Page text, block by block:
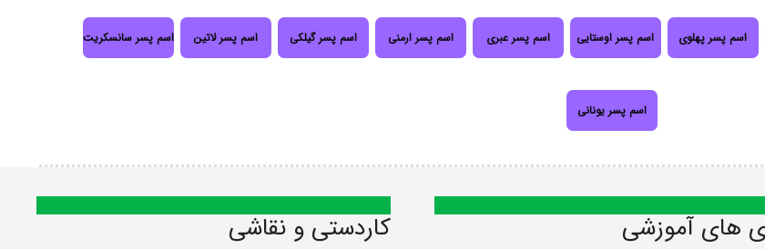
اسم پسر پهلوی اسم پسر اوستایی اسم پسر عبری اسم پسر ارمنی اسم پسر گیلکی اسم پسر لاتین اسم پسر سانسکریت
اسم پسر یونانی
های آموزشی کاردستی و نقاشی